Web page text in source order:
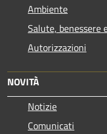
Ambiente
Salute, benessere
Autorizzazioni
NOVITÀ
Notizie
Comunicati